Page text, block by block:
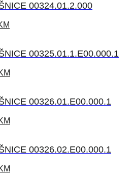
00324.01.2.000
00325.01.1.E00.000.1
00326.01.E00.000.1
00326.02.E00.000.1